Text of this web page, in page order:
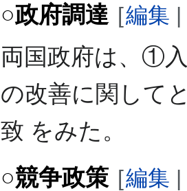
○政府調達 [編集
両国政府は、①
の改善に関して
致 をみた。
○競争政策 [編集